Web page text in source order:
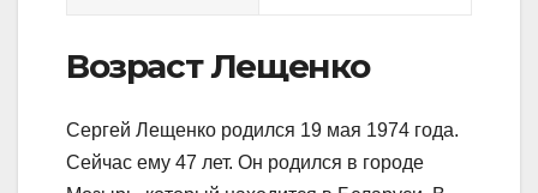
Возраст Лещенко
Сергей Лещенко родился 19 мая 1974 года.
Сейчас ему 47 лет. Он родился в городе